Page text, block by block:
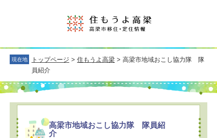
現在地 トップページ > 住もうよ高梁 > 高梁市地域おこし協力隊 隊
員紹介
高梁市地域おこし協力隊 隊員紹
介